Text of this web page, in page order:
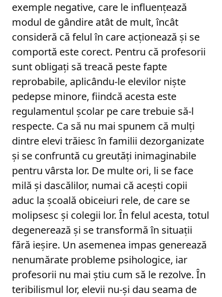
exemple negative, care le influențează
modul de gândire atât de mult, încât
consideră că felul în care acționează și se
comportă este corect. Pentru că profesorii
sunt obligați să treacă peste fapte
reprobabile, aplicându-le elevilor niște
pedepse minore, fiindcă acesta este
regulamentul școlar pe care trebuie să-l
respecte. Ca să nu mai spunem că mulți
dintre elevi trăiesc în familii dezorganizate
și se confruntă cu greutăți inimaginabile
pentru vârsta lor. De multe ori, li se face
milă și dascălilor, numai că acești copii
aduc la școală obiceiuri rele, de care se
molipsesc și colegii lor. În felul acesta, totul
degenerează și se transformă în situații
fără ieșire. Un asemenea impas generează
nenumărate probleme psihologice, iar
profesorii nu mai știu cum să le rezolve. În
teribilismul lor, elevii nu-și dau seama de